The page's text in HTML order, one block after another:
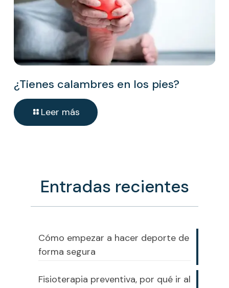
¿Tienes calambres en los pies?
Leer más
Entradas recientes
Cómo empezar a hacer deporte de
forma segura
Fisioterapia preventiva, por qué ir al